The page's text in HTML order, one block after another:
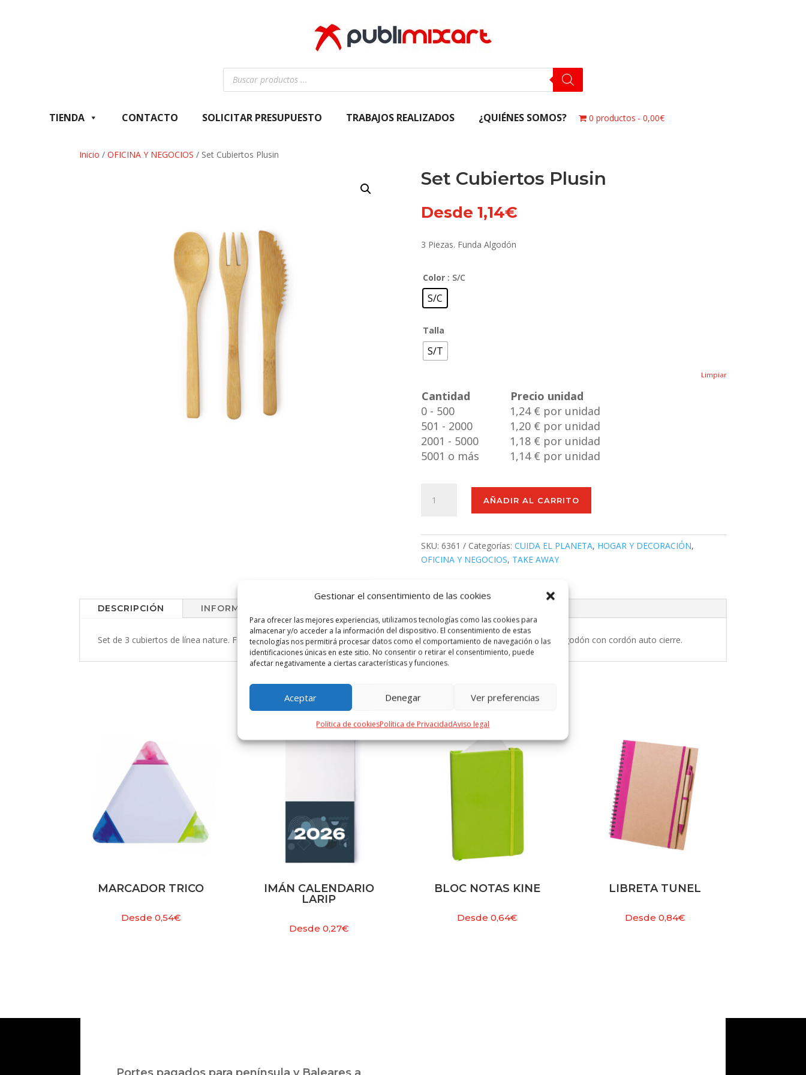
Gestionar el consentimiento de las cookies
Para ofrecer las mejores experiencias, utilizamos tecnologías como las cookies para
almacenar y/o acceder a la información del dispositivo. El consentimiento de estas
tecnologías nos permitirá procesar datos como el comportamiento de navegación o las
identificaciones únicas en este sitio. No consentir o retirar el consentimiento, puede
afectar negativamente a ciertas características y funciones.
Aceptar Denegar Ver preferencias
Política de cookiesPolítica de PrivacidadAviso legal
Búsqueda
productos
TIENDA CONTACTO SOLICITAR PRESUPUESTO TRABAJOS REALIZADOS ¿QUIÉNES SOMOS? 0 productos 0,00€
Inicio / OFICINA Y NEGOCIOS / Set Cubiertos Plusin
Set Cubiertos Plusin
Desde 1,14€
3 Piezas. Funda Algodón
Color : S/C
S/C
Talla
S/T
Limpiar
Cantidad
Precio unidad
0 - 500
1,24 € por unidad
501 - 2000
1,20 € por unidad
2001 - 5000
1,18 € por unidad
5001 o más
1,14 € por unidad
Cubiertos
AÑADIR AL CARRITO
SKU: 6361 Categorías: CUIDA EL PLANETA, HOGAR Y DECORACIÓN,
OFICINA Y NEGOCIOS, TAKE AWAY
DESCRIPCIÓN INFORMACIÓN ADICIONAL
Set de 3 cubiertos de línea nature. Fabricados en bambú, incluye tenedor, cuchara y cuchillo. Presentados en funda de algodón con cordón auto cierre.
PRODUCTOS RELACIONADOS
MARCADOR TRICO
Desde 0,54€
IMÁN CALENDARIO
LARIP
Desde 0,27€
BLOC NOTAS KINE
Desde 0,64€
LIBRETA TUNEL
Desde 0,84€